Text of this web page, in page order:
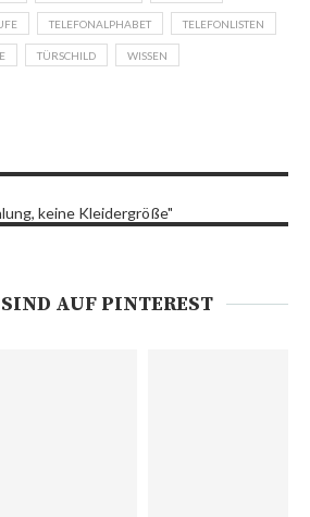
TELEFONALPHABET TELEFONLISTEN
TÜRSCHILD WISSEN
keine Kleidergröße"
AUF PINTEREST